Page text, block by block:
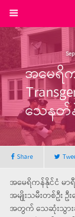
အမေရိ
သေနတ်
Share
အမေရိကန်နိုင်ငံ မာ
အမျိုးသမီးတစ်ဦး
အတွက် သေဆုံးသွား